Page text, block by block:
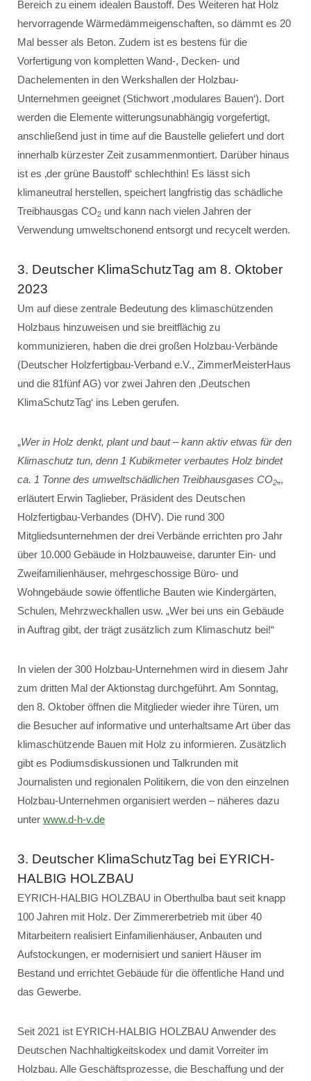
Bereich zu einem idealen Baustoff. Des Weiteren hat Holz
hervorragende Wärmedämmeigenschaften, so dämmt es 20
Mal besser als Beton. Zudem ist es bestens für die
Vorfertigung von kompletten Wand-, Decken- und
Dachelementen in den Werkshallen der Holzbau-
Unternehmen geeignet (Stichwort ‚modulares Bauen‘). Dort
werden die Elemente witterungsunabhängig vorgefertigt,
anschließend just in time auf die Baustelle geliefert und dort
innerhalb kürzester Zeit zusammenmontiert. Darüber hinaus
ist es ‚der grüne Baustoff‘ schlechthin! Es lässt sich
klimaneutral herstellen, speichert langfristig das schädliche
Treibhausgas CO2 und kann nach vielen Jahren der
Verwendung umweltschonend entsorgt und recycelt werden.
3. Deutscher KlimaSchutzTag am 8. Oktober
2023
Um auf diese zentrale Bedeutung des klimaschützenden
Holzbaus hinzuweisen und sie breitflächig zu
kommunizieren, haben die drei großen Holzbau-Verbände
(Deutscher Holzfertigbau-Verband e.V., ZimmerMeisterHaus
und die 81fünf AG) vor zwei Jahren den ‚Deutschen
KlimaSchutzTag‘ ins Leben gerufen.
„Wer in Holz denkt, plant und baut – kann aktiv etwas für den
Klimaschutz tun, denn 1 Kubikmeter verbautes Holz bindet
ca. 1 Tonne des umweltschädlichen Treibhausgases CO2„,
erläutert Erwin Taglieber, Präsident des Deutschen
Holzfertigbau-Verbandes (DHV). Die rund 300
Mitgliedsunternehmen der drei Verbände errichten pro Jahr
über 10.000 Gebäude in Holzbauweise, darunter Ein- und
Zweifamilienhäuser, mehrgeschossige Büro- und
Wohngebäude sowie öffentliche Bauten wie Kindergärten,
Schulen, Mehrzweckhallen usw. „Wer bei uns ein Gebäude
in Auftrag gibt, der trägt zusätzlich zum Klimaschutz bei!“
In vielen der 300 Holzbau-Unternehmen wird in diesem Jahr
zum dritten Mal der Aktionstag durchgeführt. Am Sonntag,
den 8. Oktober öffnen die Mitglieder wieder ihre Türen, um
die Besucher auf informative und unterhaltsame Art über das
klimaschützende Bauen mit Holz zu informieren. Zusätzlich
gibt es Podiumsdiskussionen und Talkrunden mit
Journalisten und regionalen Politikern, die von den einzelnen
Holzbau-Unternehmen organisiert werden – näheres dazu
unter www.d-h-v.de
3. Deutscher KlimaSchutzTag bei EYRICH-
HALBIG HOLZBAU
EYRICH-HALBIG HOLZBAU in Oberthulba baut seit knapp
100 Jahren mit Holz. Der Zimmererbetrieb mit über 40
Mitarbeitern realisiert Einfamilienhäuser, Anbauten und
Aufstockungen, er modernisiert und saniert Häuser im
Bestand und errichtet Gebäude für die öffentliche Hand und
das Gewerbe.
Seit 2021 ist EYRICH-HALBIG HOLZBAU Anwender des
Deutschen Nachhaltigkeitskodex und damit Vorreiter im
Holzbau. Alle Geschäftsprozesse, die Beschaffung und der